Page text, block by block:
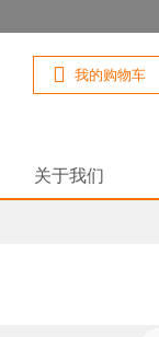
我的购物车
关于我们